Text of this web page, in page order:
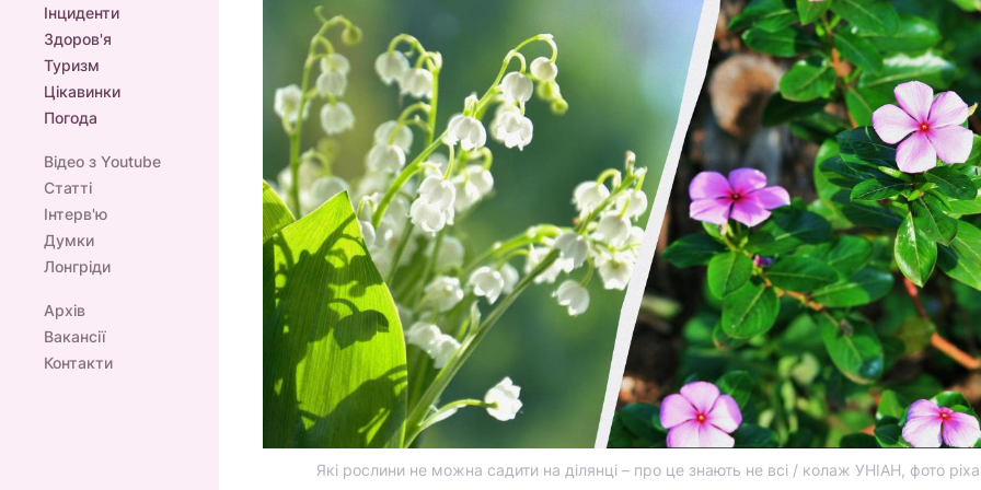
Інциденти
Здоров'я
Туризм
Цікавинки
Погода
Відео з Youtube
Статті
Інтерв'ю
Думки
Лонгріди
Архів
Вакансії
Контакти
Які рослини не можна садити на ділянці – про це знають не всі / колаж УНІАН, фото